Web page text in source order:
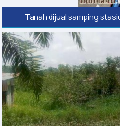
Tanah dijual samping